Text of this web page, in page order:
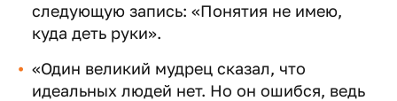
следующую запись: «Понятия не имею,
куда деть руки».
«Один великий мудрец сказал, что
идеальных людей нет. Но он ошибся, ведь